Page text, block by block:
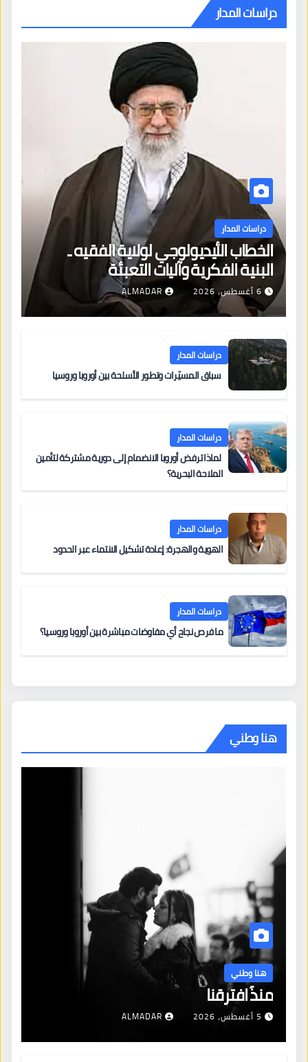
دراسات المدار
دراسات المدار
الخطاب الأيديولوجي لولاية الفقيه ـ
البنية الفكرية وآليات التعبئة
6 أغسطس، 2026 ALMADAR
دراسات المدار
سباق المسيّرات وتطور الأسلحة بين أوروبا وروسيا
دراسات المدار
لماذا ترفض أوروبا الانضمام إلى دورية مشتركة لتأمين
الملاحة البحرية؟
دراسات المدار
الهوية والهجرة: إعادة تشكيل الانتماء عبر الحدود
دراسات المدار
ما فرص نجاح أي مفاوضات مباشرة بين أوروبا وروسيا؟
هنا وطني
هنا وطني
منذُ افترقنا
5 أغسطس، 2026 ALMADAR